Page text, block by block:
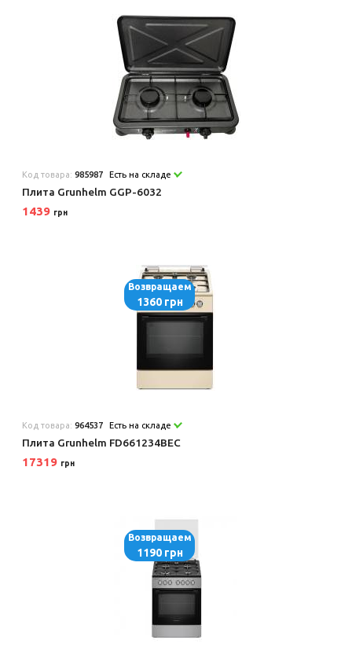
Код товара:985987 Есть на складе
Плита Grunhelm GGP-6032
1439 грн
Возвращаем
1360 грн
Код товара:964537 Есть на складе
Плита Grunhelm FD661234BEC
17319 грн
Возвращаем
1190 грн